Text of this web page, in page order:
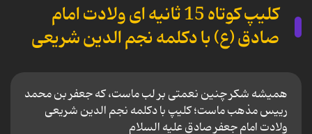
کلیپ کوتاه 15 ثانیه ای ولادت امام
صادق (ع) با دکلمه نجم الدین شریعی
همیشه شکر چنین نعمتی بر لب ماست، که جعفر بن محمد
رییس مذهب ماست؛ کلیپ با دکلمه نجم الدین شریعی
ولادت امام جعفر صادق علیه السلام